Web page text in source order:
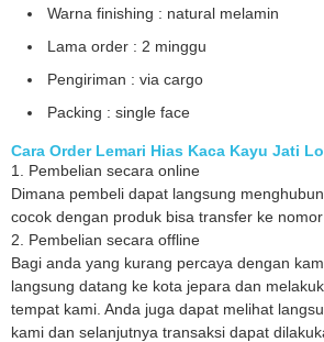
Warna finishing : natural melamin
Lama order : 2 minggu
Pengiriman : via cargo
Packing : single face
Cara Order Lemari Hias Kaca Kayu Jati
1. Pembelian secara online
Dimana pembeli dapat langsung
cocok dengan produk bisa transfer ke
2. Pembelian secara offline
Bagi anda yang kurang percaya dengan
langsung datang ke kota jepara dan
tempat kami. Anda juga dapat melihat
kami dan selanjutnya transaksi dapat